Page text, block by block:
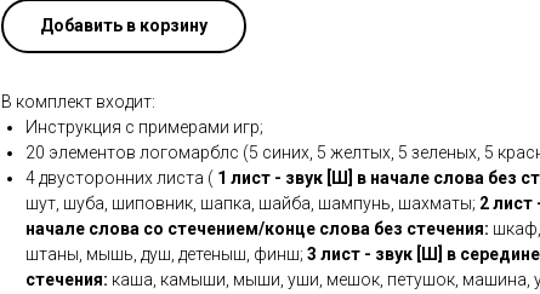
Добавить в корзину
В комплект входит:
Инструкция с примерами игр;
20 элементов логомарблс (5 синих, 5 желтых, 5 зеленых, 5
4 двусторонних листа ( 1 лист - звук [Ш] в начале слова без
шут, шуба, шиповник, шапка, шайба, шампунь, шахматы; 2 лист
начале слова со стечением/конце слова без стечения:
штаны, мышь, душ, детеныш, финш; 3 лист - звук [Ш] в
стечения: каша, камыши, мыши, уши, мешок, петушок, машина,